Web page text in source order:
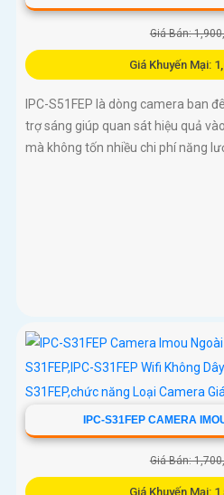
Giá Bán:
Giá Khuyến Mại:
IPC-S51FEP là dòng camera ban
trợ sáng giúp quan sát hiệu quả
mà không tốn nhiều chi phí năng
IPC-S31FEP CAMERA
Giá Bán:
Giá Khuyến Mại: